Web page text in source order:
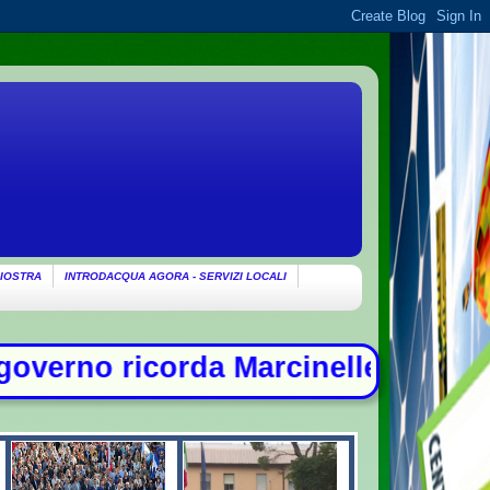
INTRODACQUA AGORA - SERVIZI LOCALI
"Non c'è spazio